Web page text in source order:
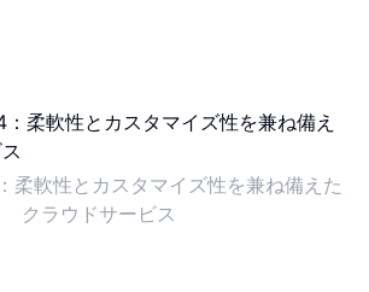
柔軟性とカスタマイズ性を兼ね備えた
クラウドサービス